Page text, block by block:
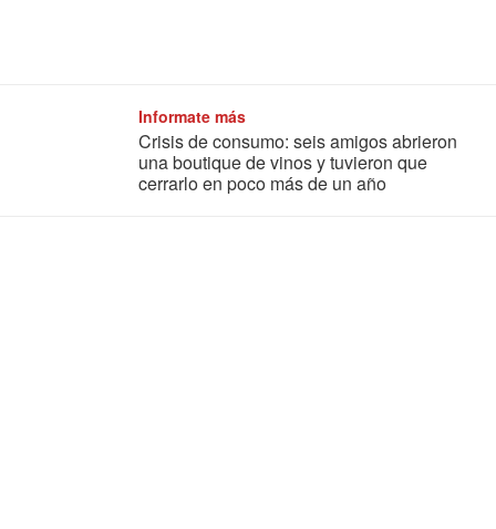
Informate más
Crisis de consumo: seis amigos abrieron
una boutique de vinos y tuvieron que
cerrarlo en poco más de un año